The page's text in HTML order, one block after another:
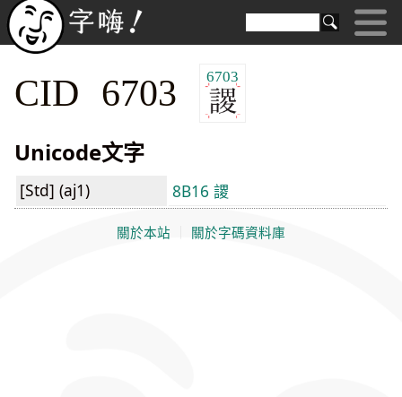
CID 6703 6703
Unicode文字
[Std] (aj1) 8B16 謖
關於本站 關於字碼資料庫